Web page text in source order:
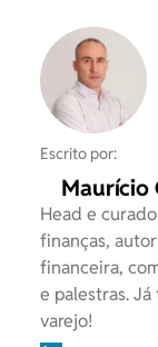
Escrito por:
Maurício
Head e
finanças,
financeira,
e palestras.
varejo!